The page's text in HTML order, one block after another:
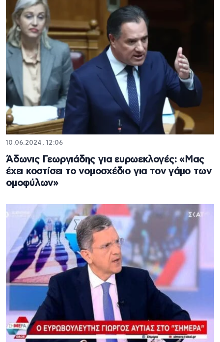
10.06.2024, 12:06
Άδωνις Γεωργιάδης για ευρωεκλογές: «Μας
έχει κοστίσει το νομοσχέδιο για τον γάμο των
ομοφύλων»